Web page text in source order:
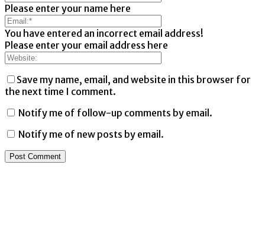
Please enter your name here
You have entered an incorrect email address!
Please enter your email address here
Save my name, email, and website in this browser for
the next time I comment.
Notify me of follow-up comments by email.
Notify me of new posts by email.